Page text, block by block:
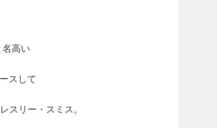
高い
スして
スリー・スミス。